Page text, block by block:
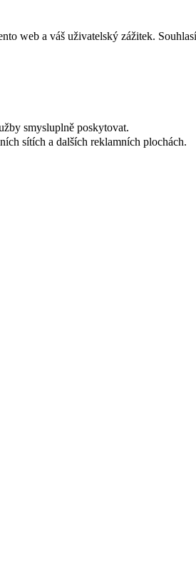
web a váš uživatelský zážitek.
smysluplně poskytovat.
sítích a dalších reklamních plochách.